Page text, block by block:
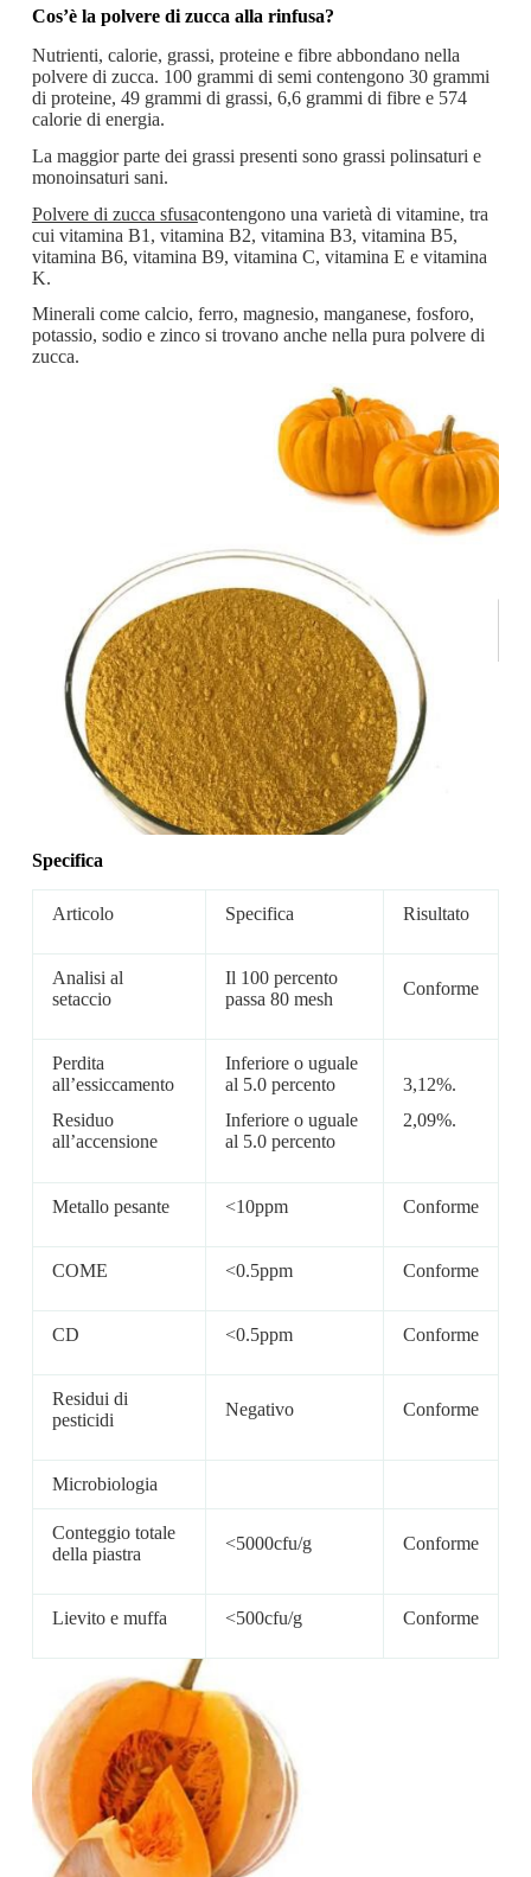
Cos’è la polvere di zucca alla rinfusa?
Nutrienti, calorie, grassi, proteine ​​e fibre abbondano nella
polvere di zucca. 100 grammi di semi contengono 30 grammi
di proteine, 49 grammi di grassi, 6,6 grammi di fibre e 574
calorie di energia.
La maggior parte dei grassi presenti sono grassi polinsaturi e
monoinsaturi sani.
Polvere di zucca sfusacontengono una varietà di vitamine, tra
cui vitamina B1, vitamina B2, vitamina B3, vitamina B5,
vitamina B6, vitamina B9, vitamina C, vitamina E e vitamina
K.
Minerali come calcio, ferro, magnesio, manganese, fosforo,
potassio, sodio e zinco si trovano anche nella pura polvere di
zucca.
Specifica
Articolo Specifica Risultato
Analisi al
setaccio
Il 100 percento
passa 80 mesh
Conforme
Perdita
all’essiccamento
Residuo
all’accensione
Inferiore o uguale
al 5.0 percento
Inferiore o uguale
al 5.0 percento
3,12%.
2,09%.
Metallo pesante <10ppm Conforme
COME <0.5ppm Conforme
CD <0.5ppm Conforme
Residui di
pesticidi
Negativo Conforme
Microbiologia
Conteggio totale
della piastra
<5000cfu/g Conforme
Lievito e muffa <500cfu/g Conforme